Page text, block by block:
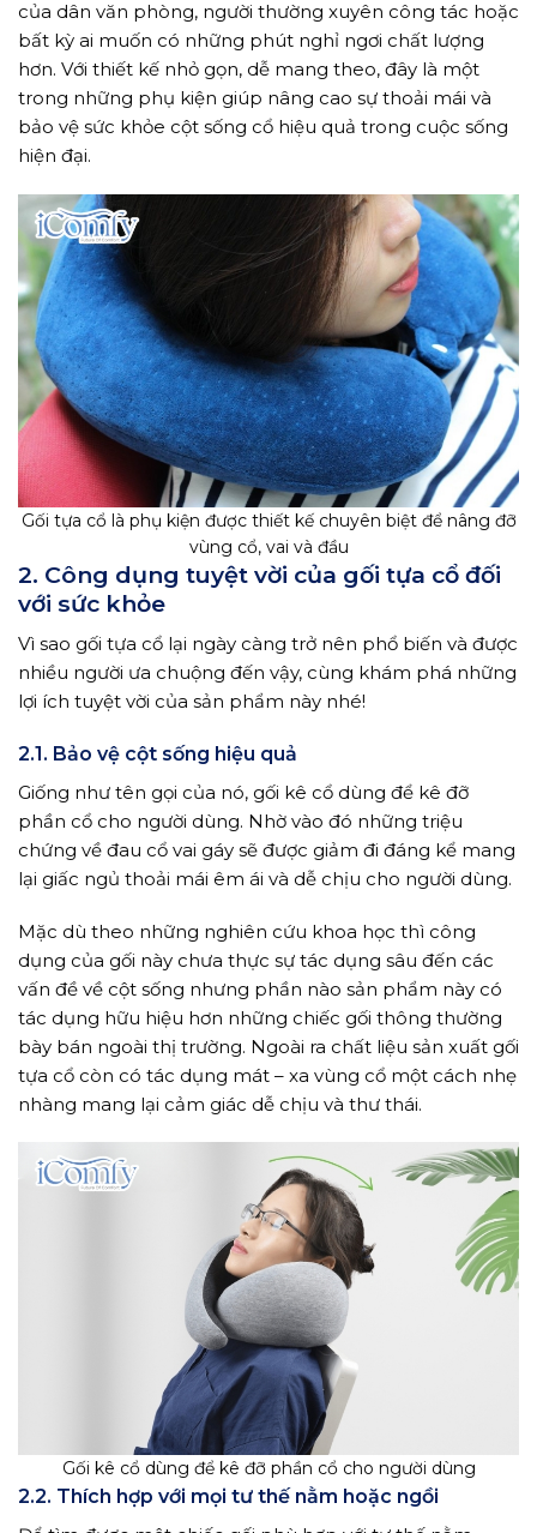
của dân văn phòng, người thường xuyên công tác hoặc
bất kỳ ai muốn có những phút nghỉ ngơi chất lượng
hơn. Với thiết kế nhỏ gọn, dễ mang theo, đây là một
trong những phụ kiện giúp nâng cao sự thoải mái và
bảo vệ sức khỏe cột sống cổ hiệu quả trong cuộc sống
hiện đại.
Gối tựa cổ là phụ kiện được thiết kế chuyên biệt để nâng đỡ
vùng cổ, vai và đầu
2. Công dụng tuyệt vời của gối tựa cổ đối
với sức khỏe
Vì sao gối tựa cổ lại ngày càng trở nên phổ biến và được
nhiều người ưa chuộng đến vậy, cùng khám phá những
lợi ích tuyệt vời của sản phẩm này nhé!
2.1. Bảo vệ cột sống hiệu quả
Giống như tên gọi của nó, gối kê cổ dùng để kê đỡ
phần cổ cho người dùng. Nhờ vào đó những triệu
chứng về đau cổ vai gáy sẽ được giảm đi đáng kể mang
lại giấc ngủ thoải mái êm ái và dễ chịu cho người dùng.
Mặc dù theo những nghiên cứu khoa học thì công
dụng của gối này chưa thực sự tác dụng sâu đến các
vấn đề về cột sống nhưng phần nào sản phẩm này có
tác dụng hữu hiệu hơn những chiếc gối thông thường
bày bán ngoài thị trường. Ngoài ra chất liệu sản xuất gối
tựa cổ còn có tác dụng mát – xa vùng cổ một cách nhẹ
nhàng mang lại cảm giác dễ chịu và thư thái.
Gối kê cổ dùng để kê đỡ phần cổ cho người dùng
2.2. Thích hợp với mọi tư thế nằm hoặc ngồi